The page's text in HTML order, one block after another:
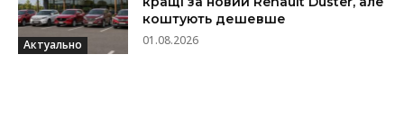
Актуально
коштують дешевше
01.08.2026